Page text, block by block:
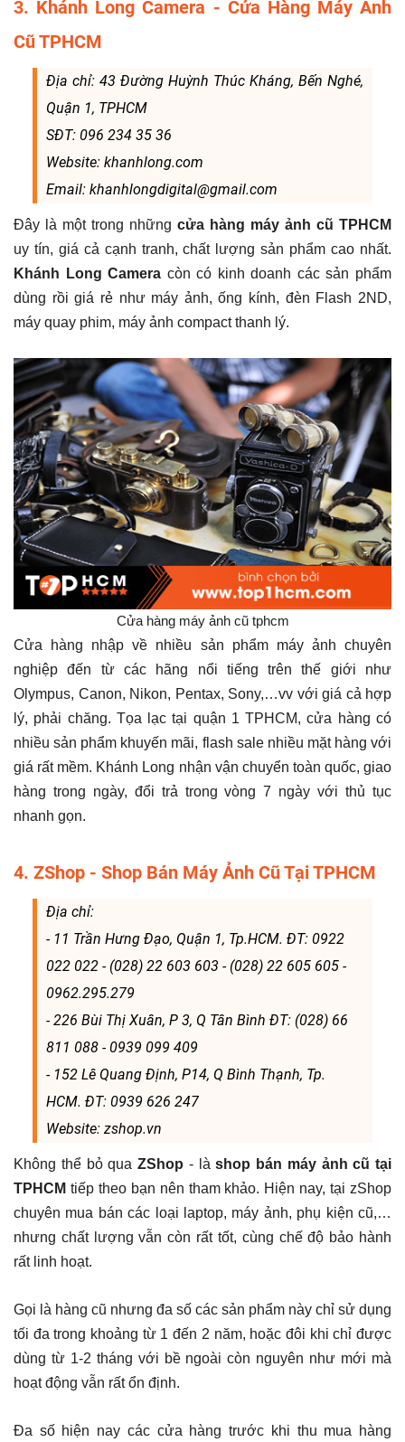
3. Khánh Long Camera - Cửa Hàng Máy Ảnh
Cũ TPHCM
Địa chỉ: 43 Đường Huỳnh Thúc Kháng, Bến Nghé,
Quận 1, TPHCM
SĐT: 096 234 35 36
Website: khanhlong.com
Email: khanhlongdigital@gmail.com
Đây là một trong những cửa hàng máy ảnh cũ TPHCM
uy tín, giá cả cạnh tranh, chất lượng sản phẩm cao nhất.
Khánh Long Camera còn có kinh doanh các sản phẩm
dùng rồi giá rẻ như máy ảnh, ống kính, đèn Flash 2ND,
máy quay phim, máy ảnh compact thanh lý.
Cửa hàng máy ảnh cũ tphcm
Cửa hàng nhập về nhiều sản phẩm máy ảnh chuyên
nghiệp đến từ các hãng nổi tiếng trên thế giới như
Olympus, Canon, Nikon, Pentax, Sony,…vv với giá cả hợp
lý, phải chăng. Tọa lạc tại quận 1 TPHCM, cửa hàng có
nhiều sản phẩm khuyến mãi, flash sale nhiều mặt hàng với
giá rất mềm. Khánh Long nhận vận chuyển toàn quốc, giao
hàng trong ngày, đổi trả trong vòng 7 ngày với thủ tục
nhanh gọn.
4. ZShop - Shop Bán Máy Ảnh Cũ Tại TPHCM
Địa chỉ:
- 11 Trần Hưng Đạo, Quận 1, Tp.HCM. ĐT: 0922
022 022 - (028) 22 603 603 - (028) 22 605 605 -
0962.295.279
- 226 Bùi Thị Xuân, P 3, Q Tân Bình ĐT: (028) 66
811 088 - 0939 099 409
- 152 Lê Quang Định, P14, Q Bình Thạnh, Tp.
HCM. ĐT: 0939 626 247
Website: zshop.vn
Không thể bỏ qua ZShop - làshop bán máy ảnh cũ tại
TPHCM tiếp theo bạn nên tham khảo. Hiện nay, tại zShop
chuyên mua bán các loại laptop, máy ảnh, phụ kiện cũ,…
nhưng chất lượng vẫn còn rất tốt, cùng chế độ bảo hành
rất linh hoạt.
Gọi là hàng cũ nhưng đa số các sản phẩm này chỉ sử dụng
tối đa trong khoảng từ 1 đến 2 năm, hoặc đôi khi chỉ được
dùng từ 1-2 tháng với bề ngoài còn nguyên như mới mà
hoạt động vẫn rất ổn định.
Đa số hiện nay các cửa hàng trước khi thu mua hàng